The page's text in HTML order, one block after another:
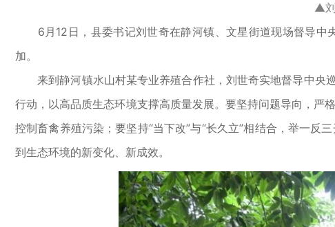
▲刘
6月12日，县委书记刘世奇在静河镇、文星街道现场督导中
加。
来到静河镇水山村某专业养殖合作社，刘世奇实地督导中央
行动，以高品质生态环境支撑高质量发展。要坚持问题导向，严
控制畜禽养殖污染；要坚持“当下改”与“长久立”相结合，举一
到生态环境的新变化、新成效。